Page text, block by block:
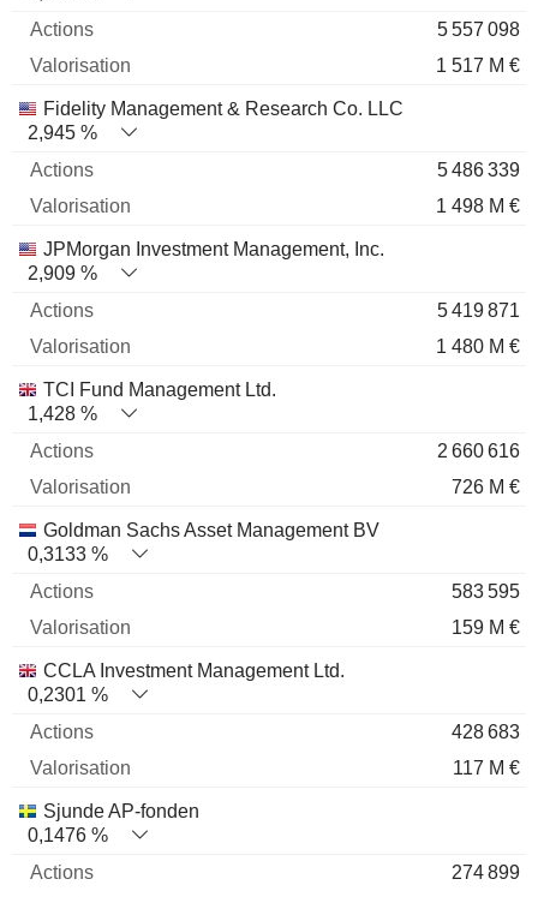
5 557 098
1 517 M €
Fidelity Management & Research Co. LLC
2,945 %
5 486 339
1 498 M €
JPMorgan Investment Management, Inc.
2,909 %
5 419 871
1 480 M €
TCI Fund Management Ltd.
1,428 %
2 660 616
726 M €
Goldman Sachs Asset Management BV
0,3133 %
583 595
159 M €
CCLA Investment Management Ltd.
0,2301 %
428 683
117 M €
Sjunde AP-fonden
0,1476 %
274 899